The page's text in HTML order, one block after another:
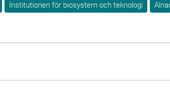
Institutionen för biosystem och teknologi